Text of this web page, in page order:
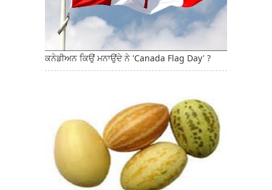
ਕਨੇਡੀਅਨ ਕਿਉਂ ਮਨਾਉਂਦੇ ਨੇ 'Canada Flag Day' ?